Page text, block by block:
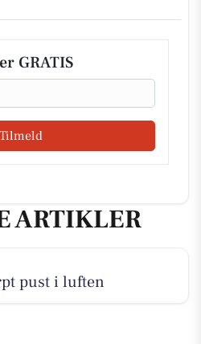
GRATIS
Tilmeld
ARTIKLER
pust i luften